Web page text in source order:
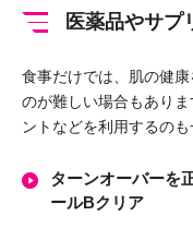
医薬品やサプ
食事だけでは、肌の健
のが難しい場合もあり
ントなどを利用するのも
ターンオーバーを
ールBクリア